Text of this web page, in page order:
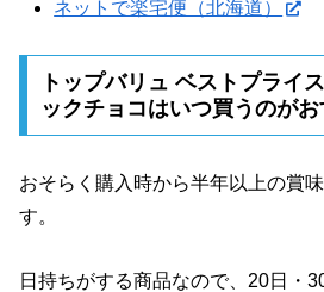
ネットで楽宅便（北海道）
トップバリュ ベストプライ
ックチョコはいつ買うのがお
おそらく購入時から半年以上の賞
す。
日持ちがする商品なので、20日・